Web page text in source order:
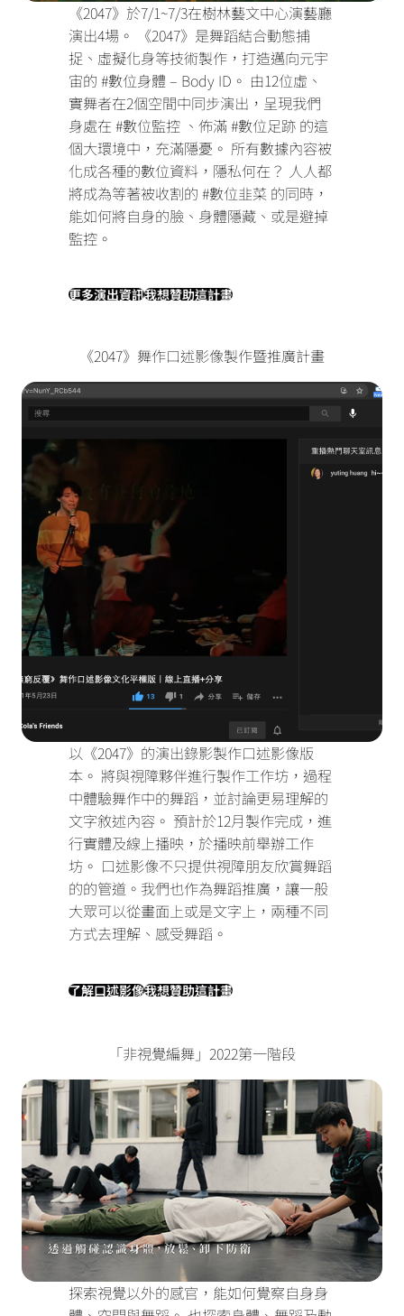
《2047》於7/1~7/3在樹林藝文中心演藝廳
演出4場。
《2047》是舞蹈結合動態捕
捉、虛擬化身等技術製作，打造邁向元宇
宙的 #數位身體 – Body ID。 由12位虛、
實舞者在2個空間中同步演出，呈現我們
身處在 #數位監控 、佈滿 #數位足跡 的這
個大環境中，充滿隱憂。 所有數據內容被
化成各種的數位資料，隱私何在？ 人人都
將成為等著被收割的 #數位韭菜 的同時，
能如何將自身的臉、身體隱藏、或是避掉
監控。
更多演出資訊我想贊助這計畫
《2047》舞作口述影像製作暨推廣計畫
以《2047》的演出錄影製作口述影像版
本。 將與視障夥伴進行製作工作坊，過程
中體驗舞作中的舞蹈，並討論更易理解的
文字敘述內容。 預計於12月製作完成，進
行實體及線上播映，於播映前舉辦工作
坊。 口述影像不只提供視障朋友欣賞舞蹈
的的管道。我們也作為舞蹈推廣，讓一般
大眾可以從畫面上或是文字上，兩種不同
方式去理解、感受舞蹈。
了解口述影像我想贊助這計畫
「非視覺編舞」2022第一階段
探索視覺以外的感官，能如何覺察自身身